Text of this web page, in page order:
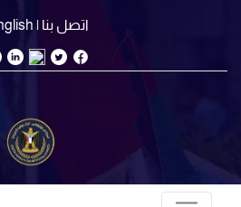
اتصل بنا | English